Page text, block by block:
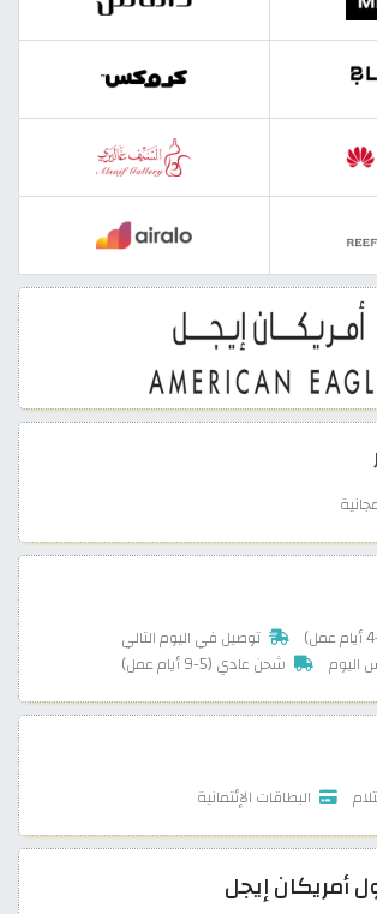
توصيل في اليوم التالي
اليوم
شحن عادي (5-9 أيام عمل)
البطاقات الإئتمانية
أمريكان إيجل